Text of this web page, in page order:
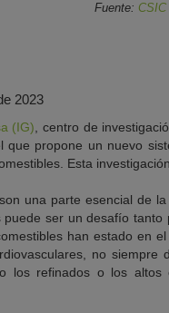
Fuente:
2023
(IG) , centro de
que propone un nuevo
Esta
una parte esencial de
puede ser un desafío
han estado en
no siempre
los refinados o los